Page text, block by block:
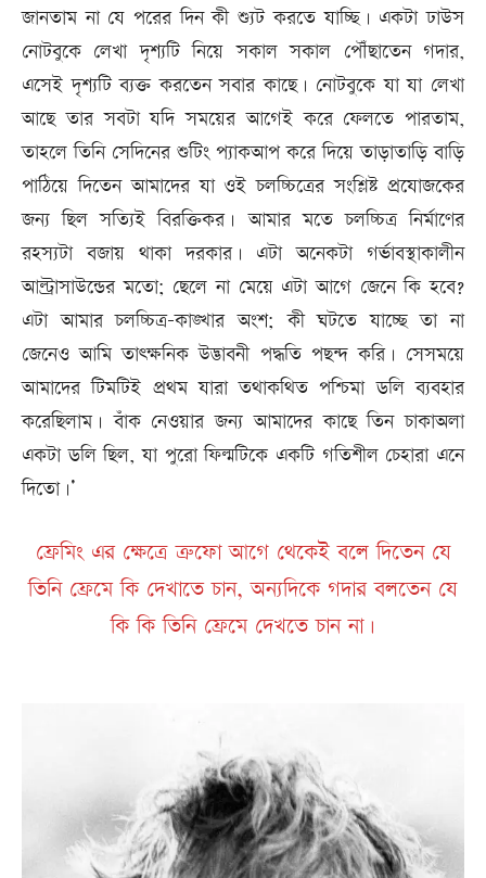
জানতাম না যে পরের দিন কী শ্যুট করতে যাচ্ছি। একটা ঢাউস
নোটবুকে লেখা দৃশ্যটি নিয়ে সকাল সকাল পৌঁছাতেন গদার,
এসেই দৃশ‌্যটি ব‌্যক্ত করতেন সবার কাছে। নোটবুকে যা যা লেখা
আছে তার সবটা যদি সময়ের আগেই করে ফেলতে পারতাম,
তাহলে তিনি সেদিনের শুটিং প্যাকআপ করে দিয়ে তাড়াতাড়ি বাড়ি
পাঠিয়ে দিতেন আমাদের যা ওই চলচ্চিত্রের সংশ্লিষ্ট প্রযোজকের
জন্য ছিল সত্যিই বিরক্তিকর। আমার মতে চলচ্চিত্র নির্মাণের
রহস্যটা বজায় থাকা দরকার। এটা অনেকটা গর্ভাবস্থাকালীন
আল্ট্রাসাউন্ডের মতো; ছেলে না মেয়ে এটা আগে জেনে কি হবে?
এটা আমার চলচ্চিত্র-কাঙ্খার অংশ; কী ঘটতে যাচ্ছে তা না
জেনেও আমি তাৎক্ষনিক উদ্ভাবনী পদ্ধতি পছন্দ করি। সেসময়ে
আমাদের টিমটিই প্রথম যারা তথাকথিত পশ্চিমা ডলি ব্যবহার
করেছিলাম। বাঁক নেওয়ার জন্য আমাদের কাছে তিন চাকাঅলা
একটা ডলি ছিল, যা পুরো ফিল্মটিকে একটি গতিশীল চেহারা এনে
দিতো।’
ফ্রেমিং এর ক্ষেত্রে ত্রুফো আগে থেকেই বলে দিতেন যে
তিনি ফ্রেমে কি দেখাতে চান, অন্যদিকে গদার বলতেন যে
কি কি তিনি ফ্রেমে দেখতে চান না।